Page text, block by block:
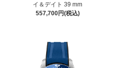
イ＆デイト 39 mm
557,700円(税込)